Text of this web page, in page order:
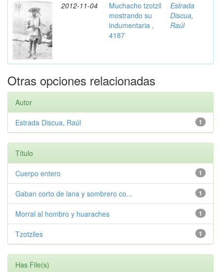
2012-11-04
Muchacho tzotzil
mostrando su
indumentaria ,
4187
Estrada
Discua,
Raúl
Otras opciones relacionadas
Autor
1
Estrada Discua, Raúl
Título
1
Cuerpo entero
1
Gaban corto de lana y sombrero co...
1
Morral al hombro y huaraches
1
Tzotziles
Has File(s)